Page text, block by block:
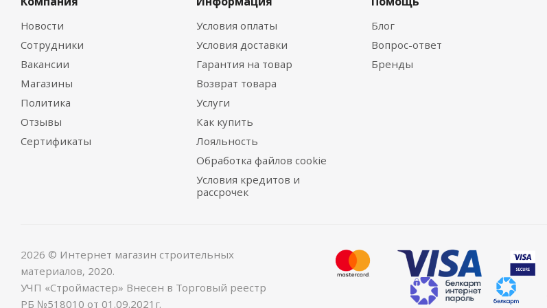
Новости
Сотрудники
Вакансии
Магазины
Политика
Отзывы
Сертификаты
Условия оплаты
Условия доставки
Гарантия на товар
Возврат товара
Услуги
Как купить
Лояльность
Обработка файлов cookie
Условия кредитов и
рассрочек
Блог
Вопрос-ответ
Бренды
2026 © Интернет магазин строительных
материалов, 2020.
УЧП «Строймастер» Внесен в Торговый реестр
РБ №518010 от 01.09.2021г.